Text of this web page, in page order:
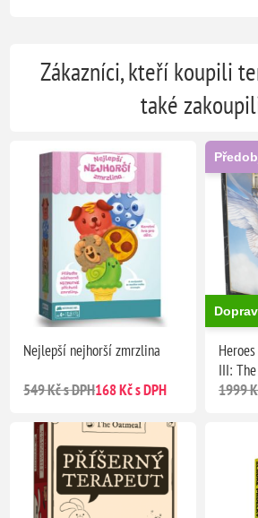
Zákazníci, kteří koupili
také
Nejlepší nejhorší zmrzlina
549 Kč s DPH168 Kč s DPH
III:
1999